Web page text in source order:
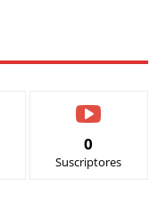
0
Suscriptores